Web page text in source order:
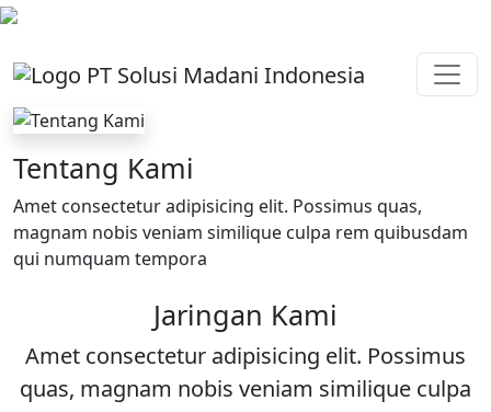
Tentang Kami
Amet consectetur adipisicing elit. Possimus quas,
magnam nobis veniam similique culpa rem quibusdam
qui numquam tempora
Jaringan Kami
Amet consectetur adipisicing elit. Possimus
quas, magnam nobis veniam similique culpa